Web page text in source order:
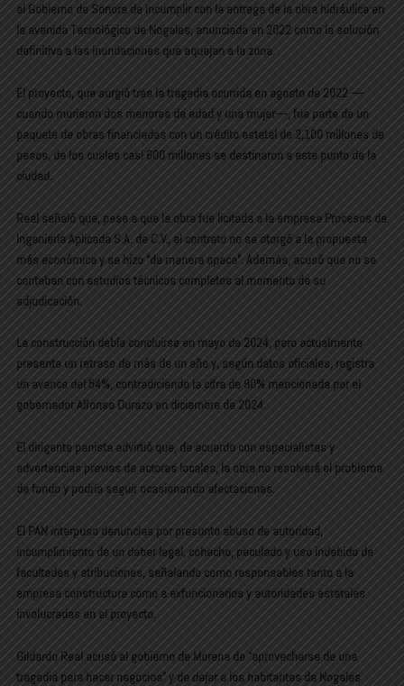
al Gobierno de Sonora de incumplir con la entrega de la obra hidráulica en
la avenida Tecnológico de Nogales, anunciada en 2022 como la solución
definitiva a las inundaciones que aquejan a la zona.
El proyecto, que surgió tras la tragedia ocurrida en agosto de 2022 —
cuando murieron dos menores de edad y una mujer—, fue parte de un
paquete de obras financiadas con un crédito estatal de 2,100 millones de
pesos, de los cuales casi 600 millonesse destinaron a este punto de la
ciudad.
Real señaló que, pese a que la obra fue licitada a la empresa Procesos de
Ingeniería Aplicada S.A. de C.V., el contrato no se otorgó a la propuesta
más económica y se hizo “de manera opaca”. Además, acusó que no se
contaban con estudios técnicos completos al momento de su
adjudicación.
La construcción debía concluirse en mayo de 2024, pero actualmente
presenta un retraso de más de un año y, según datos oficiales, registra
un avance del 54%, contradiciendo la cifra de 90% mencionada por el
gobernador Alfonso Durazo en diciembre de 2024.
El dirigente panista advirtió que, de acuerdo con especialistas y
advertencias previas de actores locales, la obra no resolverá el problema
de fondo y podría seguir ocasionando afectaciones.
El PAN interpuso denuncias por presunto abuso de autoridad,
incumplimiento de un deber legal, cohecho, peculado y uso indebido de
facultades y atribuciones, señalando como responsables tanto a la
empresa constructora como a exfuncionarios y autoridades estatales
involucradas en el proyecto.
Gildardo Real acusó al gobierno de Morena de “aprovecharse de una
tragedia para hacer negocios” y de dejar a los habitantes de Nogales